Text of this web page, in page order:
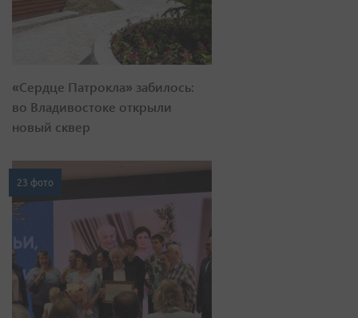
«Сердце Патрокла» забилось:
во Владивостоке открыли
новый сквер
23 фото